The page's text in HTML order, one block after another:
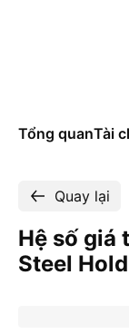
Tổng quanTài
Quay lại
Hệ số giá
Steel